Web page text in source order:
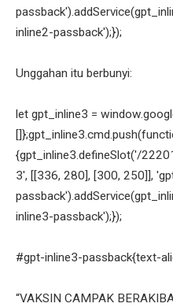
inline2-passback');});
Unggahan itu berbunyi:
let gpt_inline3 =
{gpt_inline3.defineSlot('/
3', [[336, 280], [300, 250]],
inline3-passback');});
#gpt-inline3-passback{text-
“VAKSIN CAMPAK